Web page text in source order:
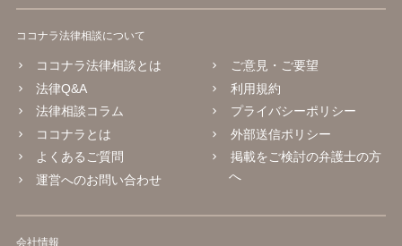
ココナラ法律相談について
ココナラ法律相談とは
法律Q&A
法律相談コラム
ココナラとは
よくあるご質問
運営へのお問い合わせ
ご意見・ご要望
利用規約
プライバシーポリシー
外部送信ポリシー
掲載をご検討の弁護士の方
へ
会社情報